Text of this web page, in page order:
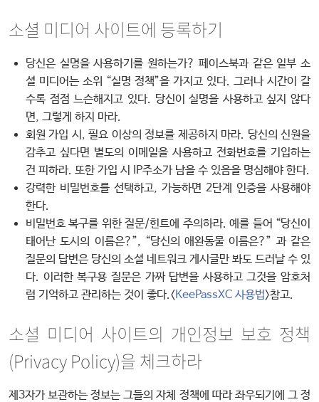
소셜 미디어 사이트에 등록하기
당신은 실명을 사용하기를 원하는가? 페이스북과 같은 일부 소
셜 미디어는 소위 “실명 정책”을 가지고 있다. 그러나 시간이 갈
수록 점점 느슨해지고 있다. 당신이 실명을 사용하고 싶지 않다
면, 그렇게 하지 마라.
회원 가입 시, 필요 이상의 정보를 제공하지 마라. 당신의 신원을
감추고 싶다면 별도의 이메일을 사용하고 전화번호를 기입하는
건 피하라. 또한 가입 시 IP주소가 남을 수 있음을 명심해야 한다.
강력한 비밀번호를 선택하고, 가능하면 2단계 인증을 사용해야
한다.
비밀번호 복구를 위한 질문/힌트에 주의하라. 예를 들어 “당신이
태어난 도시의 이름은?”, “당신의 애완동물 이름은?” 과 같은
질문의 답변은 당신의 소셜 네트워크 게시글만 봐도 드러날 수 있
다. 이러한 복구용 질문은 가짜 답변을 사용하고 그것을 암호처
럼 기억하고 관리하는 것이 좋다.<KeePassXC 사용법>참고.
소셜 미디어 사이트의 개인정보 보호 정책
(Privacy Policy)을 체크하라
제3자가 보관하는 정보는 그들의 자체 정책에 따라 좌우되기에 그 정